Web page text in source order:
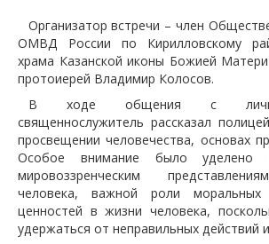
Организатор встречи – член
ОМВД России по Кирилловскому
храма Казанской иконы Божией
протоиерей Владимир Колосов.
В ходе общения с
священнослужитель рассказал
просвещении человечества, основах
Особое внимание было уделено
мировоззренческим
человека, важной роли моральных
ценностей в жизни человека,
удержаться от неправильных действий